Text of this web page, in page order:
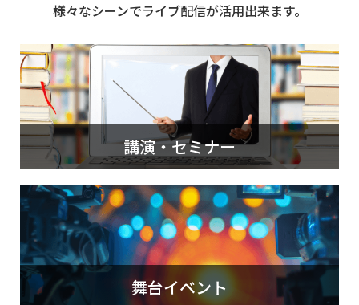
様々なシーンでライブ配信が活用出来ます。
講演・セミナー
舞台イベント